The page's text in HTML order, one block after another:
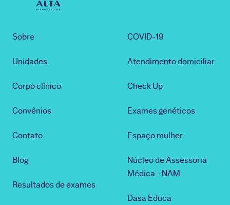
Sobre
Unidades
Corpo clínico
Convênios
Contato
Blog
Resultados de exames
COVID-19
Atendimento domiciliar
Check Up
Exames genéticos
Espaço mulher
Núcleo de Assessoria
Médica - NAM
Dasa Educa